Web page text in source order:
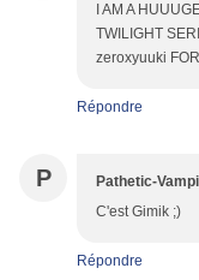
I AM A
TWILIGHT
zeroxyuuki
Répondre
P Pathetic-
C'est Gimik ;)
Répondre